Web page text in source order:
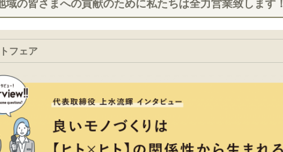
域の皆さまへの貢献のために私たちは全力営業致します！
フェア